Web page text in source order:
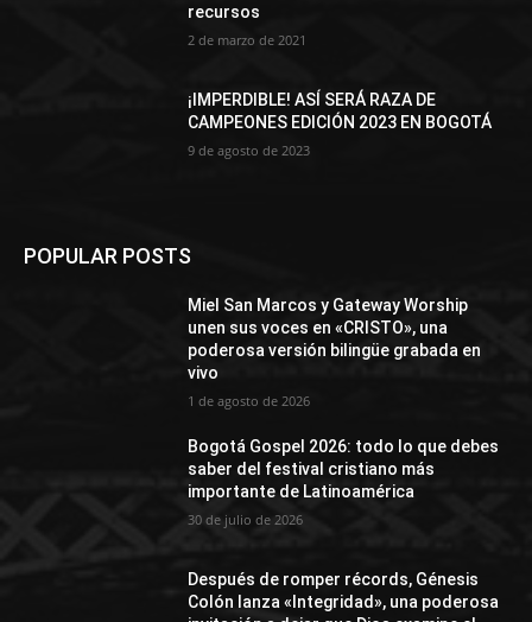
recursos
2 de marzo de 2021
¡IMPERDIBLE! ASÍ SERÁ RAZA DE
CAMPEONES EDICIÓN 2023 EN BOGOTÁ
9 de agosto de 2023
POPULAR POSTS
Miel San Marcos y Gateway Worship
unen sus voces en «CRISTO», una
poderosa versión bilingüe grabada en
vivo
1 de agosto de 2026
Bogotá Gospel 2026: todo lo que debes
saber del festival cristiano más
importante de Latinoamérica
30 de julio de 2026
Después de romper récords, Génesis
Colón lanza «Integridad», una poderosa